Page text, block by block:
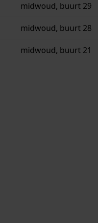
midwoud, buurt 29
midwoud, buurt 28
midwoud, buurt 21